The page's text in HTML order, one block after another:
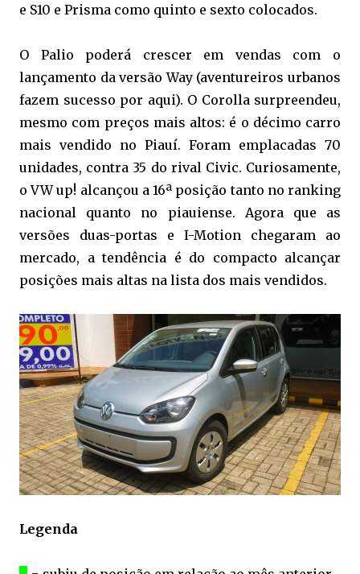
e S10 e Prisma como quinto e sexto colocados.
O Palio poderá crescer em vendas com o
lançamento da versão Way (aventureiros urbanos
fazem sucesso por aqui). O Corolla surpreendeu,
mesmo com preços mais altos: é o décimo carro
mais vendido no Piauí. Foram emplacadas 70
unidades, contra 35 do rival Civic. Curiosamente,
o VW up! alcançou a 16ª posição tanto no ranking
nacional quanto no piauiense. Agora que as
versões duas-portas e I-Motion chegaram ao
mercado, a tendência é do compacto alcançar
posições mais altas na lista dos mais vendidos.
Legenda